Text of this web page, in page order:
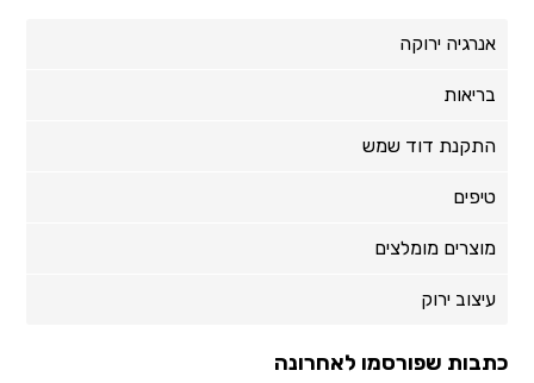
אנרגיה ירוקה
בריאות
התקנת דוד שמש
טיפים
מוצרים מומלצים
עיצוב ירוק
כתבות שפורסמו לאחרונה